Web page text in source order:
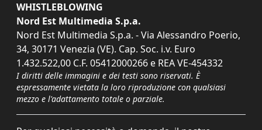
WHISTLEBLOWING
Nord Est Multimedia S.p.a.
Nord Est Multimedia S.p.a. - Via Alessandro Poerio,
34, 30171 Venezia (VE). Cap. Soc. i.v. Euro
1.432.522,00 C.F. 05412000266 e REA VE-454332
I diritti delle immagini e dei testi sono riservati. È
espressamente vietata la loro riproduzione con qualsiasi
mezzo e l'adattamento totale o parziale.